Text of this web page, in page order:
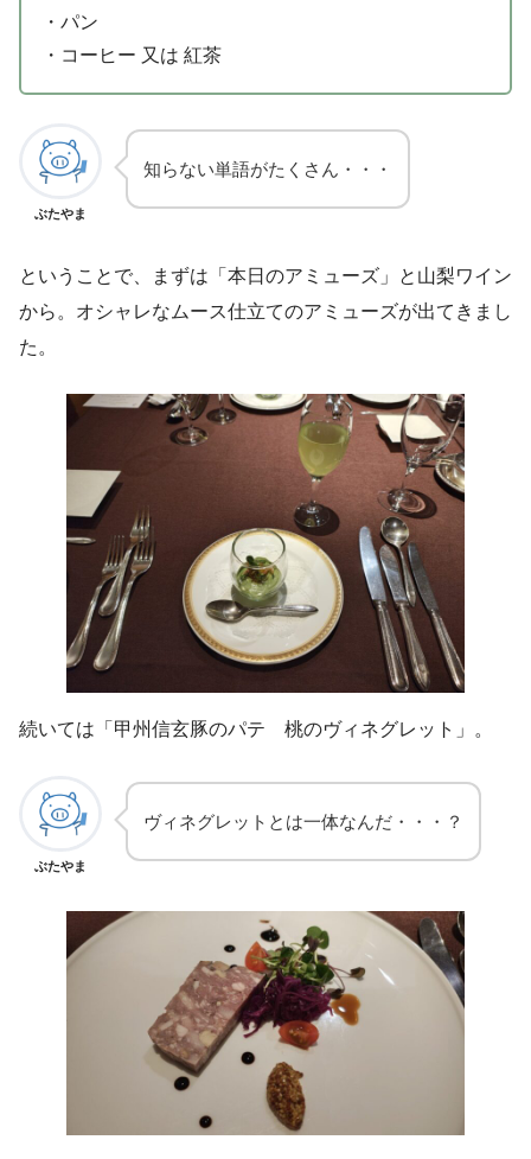
・パン
・コーヒー 又は 紅茶
ぶたやま
知らない単語がたくさん・・・
ということで、まずは「本日のアミューズ」と山梨ワイン
から。オシャレなムース仕立てのアミューズが出てきまし
た。
続いては「甲州信玄豚のパテ 桃のヴィネグレット」。
ぶたやま
ヴィネグレットとは一体なんだ・・・？